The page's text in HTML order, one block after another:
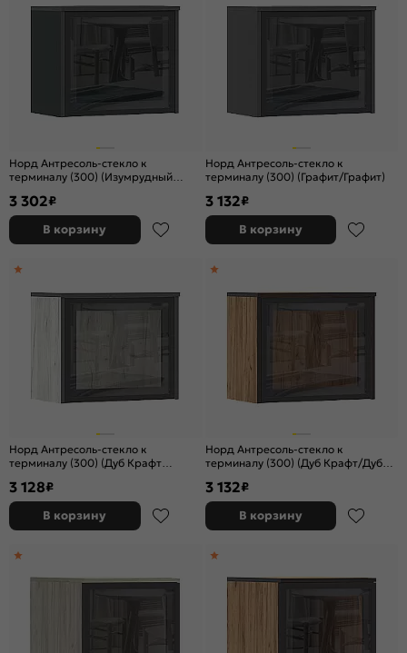
Норд Антресоль-стекло к
терминалу (300) (Изумрудный
3 302₽
В корзину
Норд Антресоль-стекло к
терминалу (300) (Графит/Графит)
3 132₽
В корзину
Норд Антресоль-стекло к
терминалу (300) (Дуб Крафт
3 128₽
В корзину
Норд Антресоль-стекло к
терминалу (300) (Дуб Крафт/Дуб
3 132₽
В корзину